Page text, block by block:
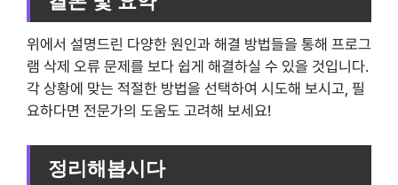
위에서 설명드린 다양한 원인과 해결 방법들을 통해 프로그
램 삭제 오류 문제를 보다 쉽게 해결하실 수 있을 것입니다.
각 상황에 맞는 적절한 방법을 선택하여 시도해 보시고, 필
요하다면 전문가의 도움도 고려해 보세요!
정리해봅시다